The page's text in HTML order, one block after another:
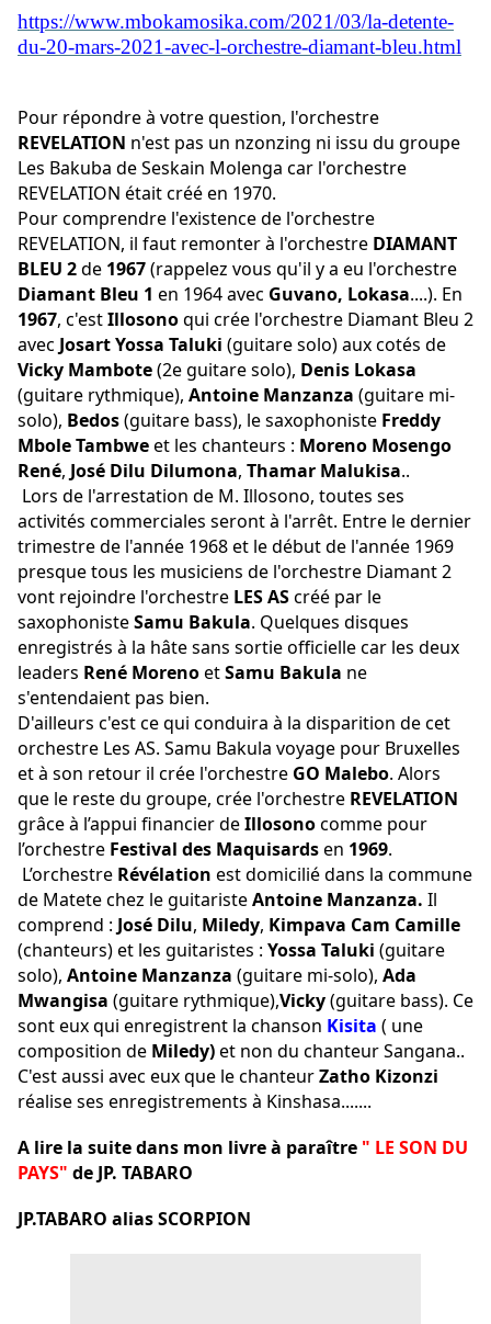
https://www.mbokamosika.com/2021/03/la-detente-
du-20-mars-2021-avec-l-orchestre-diamant-bleu.html
Pour répondre à votre question, l'orchestre
REVELATION n'est pas un nzonzing ni issu du groupe
Les Bakuba de Seskain Molenga car l'orchestre
REVELATION était créé en 1970.
Pour comprendre l'existence de l'orchestre
REVELATION, il faut remonter à l'orchestre DIAMANT
BLEU 2de 1967(rappelez vous qu'il y a eu l'orchestre
Diamant Bleu 1 en 1964 avec Guvano, Lokasa....). En
1967, c'estIllosonoqui crée l'orchestre Diamant Bleu 2
avec Josart Yossa Taluki (guitare solo) aux cotés de
Vicky Mambote(2e guitare solo), Denis Lokasa
(guitare rythmique), Antoine Manzanza (guitare mi-
solo), Bedos(guitare bass), le saxophoniste Freddy
Mbole Tambweet les chanteurs : Moreno Mosengo
René, José Dilu Dilumona, Thamar Malukisa..
Lors de l'arrestation de M. Illosono, toutes ses
activités commerciales seront à l'arrêt. Entre le dernier
trimestre de l'année 1968 et le début de l'année 1969
presque tous les musiciens de l'orchestre Diamant 2
vont rejoindre l'orchestre LES AScréé par le
saxophonisteSamu Bakula. Quelques disques
enregistrés à la hâte sans sortie officielle car les deux
leaders René MorenoetSamu Bakula ne
s'entendaient pas bien.
D'ailleurs c'est ce qui conduira à la disparition de cet
orchestre Les AS. Samu Bakula voyage pour Bruxelles
et à son retour il crée l'orchestre GO Malebo. Alors
que le reste du groupe, crée l'orchestre REVELATION
grâce à l’appui financier deIllosonocomme pour
l’orchestre Festival des Maquisardsen 1969.
L’orchestre Révélation est domicilié dans la commune
de Matete chez le guitaristeAntoine Manzanza. Il
comprend : José Dilu, Miledy, Kimpava Cam Camille
(chanteurs) et les guitaristes : Yossa Taluki (guitare
solo), Antoine Manzanza (guitare mi-solo), Ada
Mwangisa (guitare rythmique),Vicky(guitare bass). Ce
sont eux qui enregistrent la chanson Kisita ( une
composition de Miledy)et non du chanteur Sangana..
C'est aussi avec eux que le chanteurZatho Kizonzi
réalise ses enregistrements à Kinshasa.......
A lire la suite dans mon livre à paraître " LE SON DU
PAYS" de JP. TABARO
JP.TABARO alias SCORPION